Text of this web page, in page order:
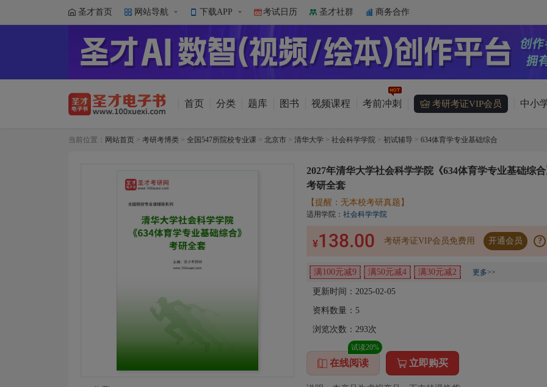
圣才首页 网站导航 下载APP 考试日历 圣才社群 商务合作
首页 分类 题库 图书 视频课程 考前冲刺 考研考证VIP会员 中小
当前位置： 网站首页 > 考研考博类 > 全国547所院校专业课 > 北京市 > 清华大学 > 社会科学学院 > 初试辅导 > 634体育学专业基础综合
2027年清华大学社会科学学院《634体育学专业基础综
考研全套
【提醒：无本校考研真题】
适用学院： 社会科学学院
¥138.00 考研考证VIP会员免费用 开通会员 ?
满100元减9 满50元减4 满30元减2 更多>>
更新时间：2025-02-05
资料数量： 5
浏览次数： 293次
在线阅读
试读20%
立即购买